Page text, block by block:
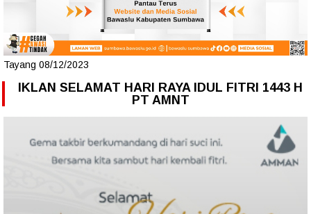
Tayang 08/12/2023
IKLAN SELAMAT HARI RAYA IDUL FITRI 1443 H
PT AMNT